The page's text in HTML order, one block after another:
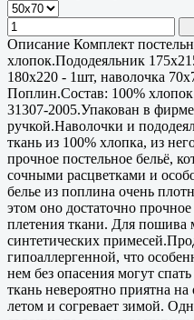
Описание Комплект
хлопок.Пододеяльник
180х220 - 1шт, наволочка
Поплин.Состав: 100%
31307-2005.Упакован в
ручкой.Наволочки и
ткань из 100% хлопка, из
прочное постельное бельё,
сочными расцветками и
белье из поплина очень
этом оно достаточно
плетения ткани. Для пошива
синтетических
гипоаллергенной, что
нем без опасения могут
ткань невероятно приятна
летом и согревает зимой.